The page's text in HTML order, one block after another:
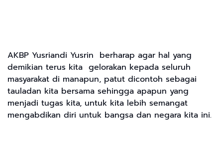
AKBP Yusriandi Yusrin berharap agar hal yang
demikian terus kita gelorakan kepada seluruh
masyarakat di manapun, patut dicontoh sebagai
tauladan kita bersama sehingga apapun yang
menjadi tugas kita, untuk kita lebih semangat
mengabdikan diri untuk bangsa dan negara kita ini.